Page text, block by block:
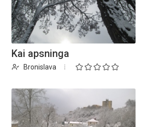
Kai apsninga
Bronislava